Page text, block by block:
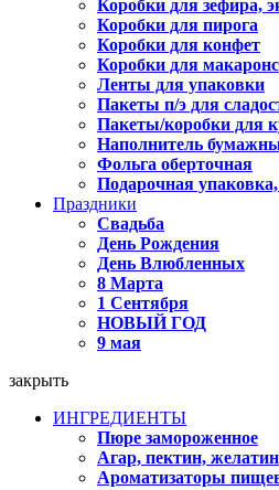
Коробки для зефира,
Коробки для пирога
Коробки для конфет
Коробки для макаронс
Ленты для упаковки
Пакеты п/э для
Пакеты/коробки для
Наполнитель
Фольга оберточная
Подарочная
Праздники
Свадьба
День Рождения
День Влюбленных
8 Марта
1 Сентября
НОВЫЙ ГОД
9 мая
закрыть
ИНГРЕДИЕНТЫ
Пюре замороженное
Агар, пектин, желатин
Ароматизаторы